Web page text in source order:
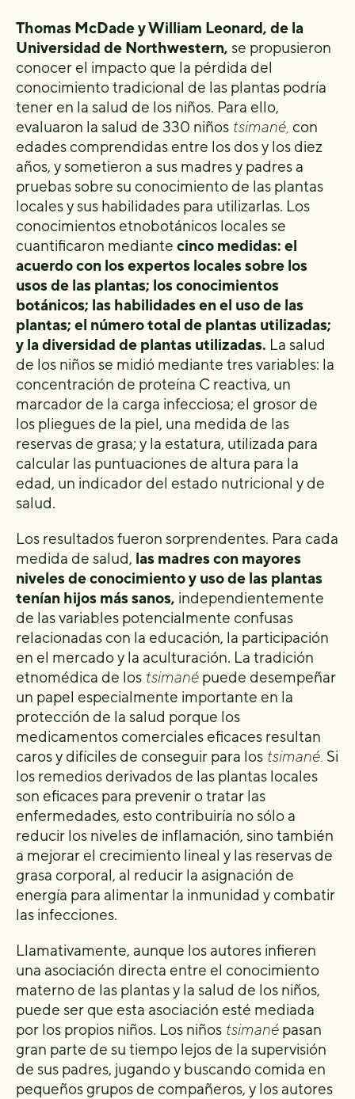
Thomas McDade y William Leonard, de la
Universidad de Northwestern, se propusieron
conocer el impacto que la pérdida del
conocimiento tradicional de las plantas podría
tener en la salud de los niños. Para ello,
evaluaron la salud de 330 niños tsimané, con
edades comprendidas entre los dos y los diez
años, y sometieron a sus madres y padres a
pruebas sobre su conocimiento de las plantas
locales y sus habilidades para utilizarlas. Los
conocimientos etnobotánicos locales se
cuantificaron mediante cinco medidas: el
acuerdo con los expertos locales sobre los
usos de las plantas; los conocimientos
botánicos; las habilidades en el uso de las
plantas; el número total de plantas utilizadas;
y la diversidad de plantas utilizadas. La salud
de los niños se midió mediante tres variables: la
concentración de proteína C reactiva, un
marcador de la carga infecciosa; el grosor de
los pliegues de la piel, una medida de las
reservas de grasa; y la estatura, utilizada para
calcular las puntuaciones de altura para la
edad, un indicador del estado nutricional y de
salud.
Los resultados fueron sorprendentes. Para cada
medida de salud, las madres con mayores
niveles de conocimiento y uso de las plantas
tenían hijos más sanos, independientemente
de las variables potencialmente confusas
relacionadas con la educación, la participación
en el mercado y la aculturación. La tradición
etnomédica de los tsimané puede desempeñar
un papel especialmente importante en la
protección de la salud porque los
medicamentos comerciales eficaces resultan
caros y difíciles de conseguir para los tsimané. Si
los remedios derivados de las plantas locales
son eficaces para prevenir o tratar las
enfermedades, esto contribuiría no sólo a
reducir los niveles de inflamación, sino también
a mejorar el crecimiento lineal y las reservas de
grasa corporal, al reducir la asignación de
energía para alimentar la inmunidad y combatir
las infecciones.
Llamativamente, aunque los autores infieren
una asociación directa entre el conocimiento
materno de las plantas y la salud de los niños,
puede ser que esta asociación esté mediada
por los propios niños. Los niños tsimané pasan
gran parte de su tiempo lejos de la supervisión
de sus padres, jugando y buscando comida en
pequeños grupos de compañeros, y los autores